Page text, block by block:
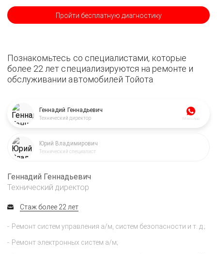
Пройти бесплатную диагностику
Познакомьтесь со специалистами, которые
более 22 лет специализируются на ремонте и
обслуживании автомобилей Тойота
Геннадий Геннадьевич
Технический директор WhatsApp
Юрий Владимирович
Технический специалист
Геннадий Геннадьевич
Технический директор
Стаж более 22 лет
Ремонт систем управления а/м, систем безопасности и т. д.;
Ремонт электронных систем а/м;